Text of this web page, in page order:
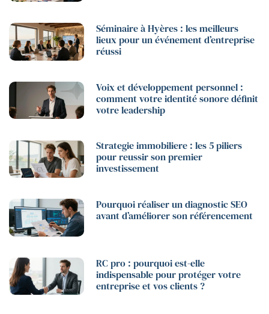
Séminaire à Hyères : les meilleurs
lieux pour un événement d’entreprise
réussi
Voix et développement personnel :
comment votre identité sonore définit
votre leadership
Strategie immobiliere : les 5 piliers
pour reussir son premier
investissement
Pourquoi réaliser un diagnostic SEO
avant d’améliorer son référencement
RC pro : pourquoi est-elle
indispensable pour protéger votre
entreprise et vos clients ?